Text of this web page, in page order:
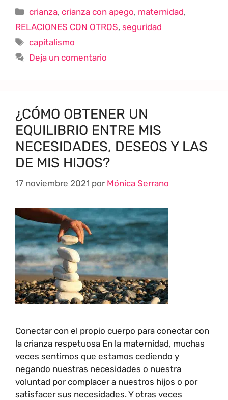
crianza,crianza con apego, maternidad,
RELACIONES CON OTROS, seguridad
capitalismo
Deja un comentario
¿CÓMO OBTENER UN
EQUILIBRIO ENTRE MIS
NECESIDADES, DESEOS Y LAS
DE MIS HIJOS?
17 noviembre 2021 por Mónica Serrano
Conectar con el propio cuerpo para conectar con
la crianza respetuosa En la maternidad, muchas
veces sentimos que estamos cediendo y
negando nuestras necesidades o nuestra
voluntad por complacer a nuestros hijos o por
satisfacer sus necesidades. Y otras veces